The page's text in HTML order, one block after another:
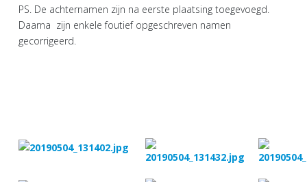
PS. De achternamen zijn na eerste plaatsing toegevoegd.
Daarna zijn enkele foutief opgeschreven namen
gecorrigeerd.